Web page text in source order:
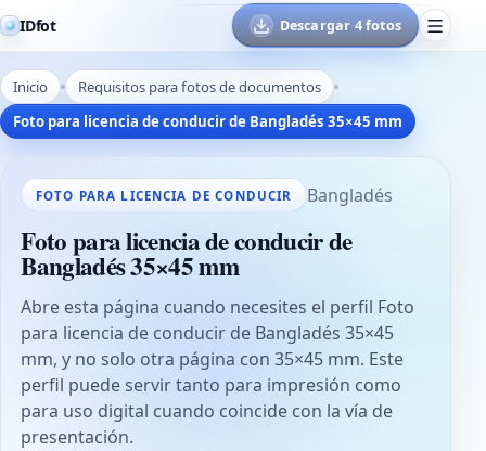
IDfot Descargar 4 fotos
Inicio
Requisitos para fotos de documentos
Foto para licencia de conducir de Bangladés 35×45 mm
FOTO PARA LICENCIA DE CONDUCIR Bangladés
Foto para licencia de conducir de
Bangladés 35×45 mm
Abre esta página cuando necesites el perfil Foto
para licencia de conducir de Bangladés 35×45
mm, y no solo otra página con 35×45 mm. Este
perfil puede servir tanto para impresión como
para uso digital cuando coincide con la vía de
presentación.